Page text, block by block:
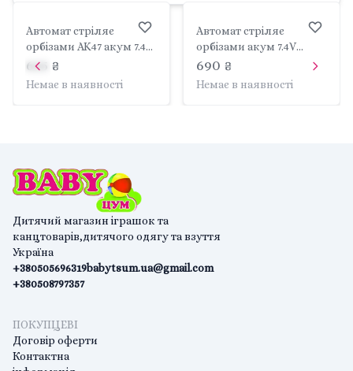
Автомат стріляє
орбізами AK47 акум 7.4V
глушник в коробці
33*18*6,5см G500-3
655 ₴
Немає в наявності
Автомат стріляє
орбізами акум 7.4V
захисні окуляри в
коробці 37*17*8см G360-
690 ₴
Немає в наявності
Дитячий магазин іграшок та
канцтоварів,дитячого одягу та взуття
Україна
+380505696319
+380508797357
babytsum.ua@gmail.com
ПОКУПЦЕВІ
Договір оферти
Контактна